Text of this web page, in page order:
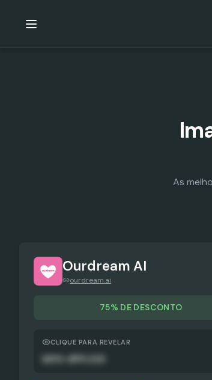
As
Ourdream AI
ourdream.ai
75% DE DESCONTO
CLIQUE PARA REVELAR